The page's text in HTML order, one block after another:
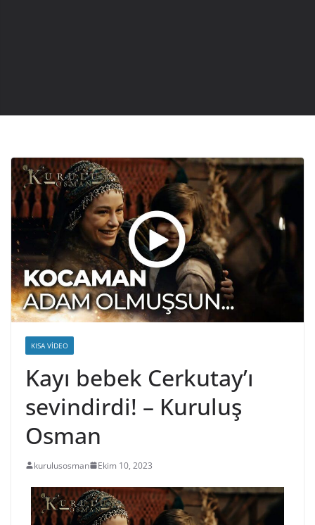
KISA VIDEO
Kayı bebek Cerkutay’ı
sevindirdi! – Kuruluş
Osman
kurulusosman Ekim 10, 2023